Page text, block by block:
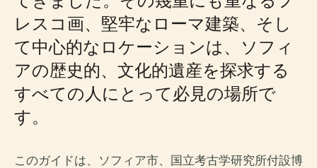
レスコ画、堅牢なローマ建築、そし
て中心的なロケーションは、ソフィ
アの歴史的、文化的遺産を探求する
すべての人にとって必見の場所で
す。
このガイドは、ソフィア市、国立考古学研究所付設博